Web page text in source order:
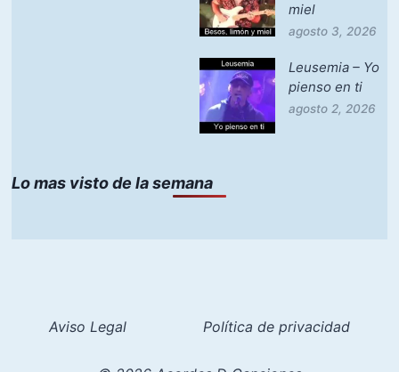
miel
agosto 3, 2026
Leusemia – Yo
pienso en ti
agosto 2, 2026
Lo mas visto de la semana
Aviso Legal Política de privacidad